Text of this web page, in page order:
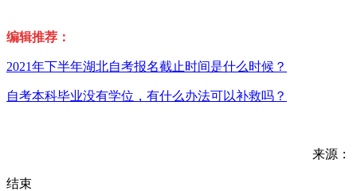
编辑推荐：
2021年下半年湖北自考报名截止时间是什么时候？
自考本科毕业没有学位，有什么办法可以补救吗？
来源：
结束